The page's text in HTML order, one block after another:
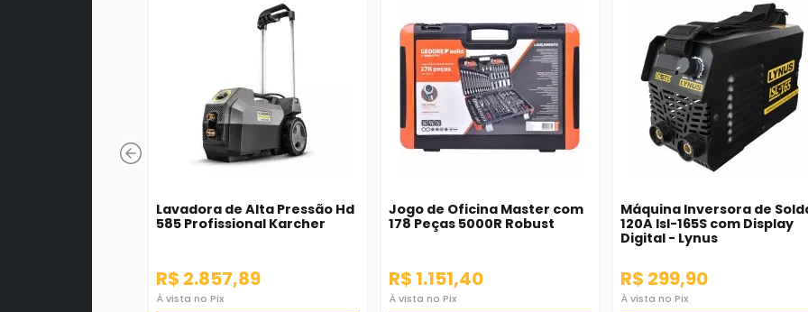
Lavadora de Alta Pressão Hd
585 Profissional Karcher
R$ 2.857,89
À vista no Pix
Jogo de Oficina Master com
178 Peças 5000R Robust
R$ 1.151,40
À vista no Pix
Máquina Inversora de
120A Isl-165S com Display
Digital - Lynus
R$ 299,90
À vista no Pix